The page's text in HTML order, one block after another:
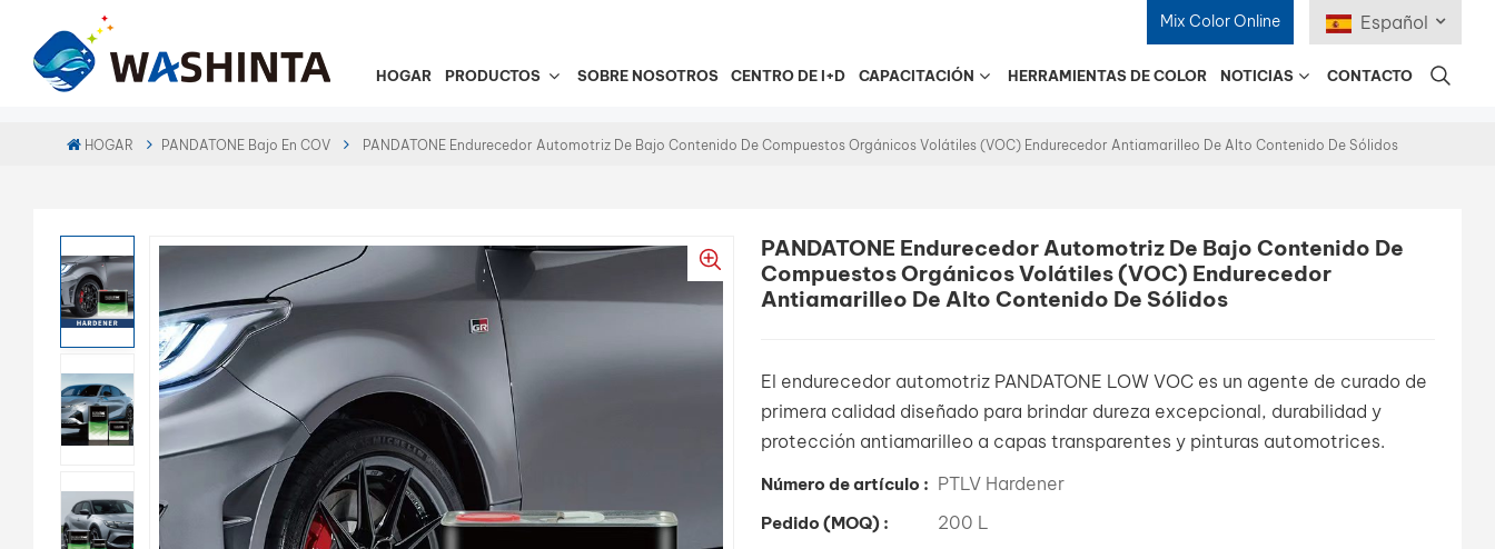
Mix Color Online Español
Русский
Português
日本語
HOGAR PRODUCTOS SOBRE NOSOTROS CENTRO DE I+D CAPACITACIÓN HERRAMIENTAS DE COLOR NOTICIAS CONTACTO
HOGAR PANDATONE Bajo En COV PANDATONE Endurecedor Automotriz De Bajo Contenido De Compuestos Orgánicos Volátiles (VOC) Endurecedor Antiamarilleo De Alto Contenido De Sólidos
PANDATONE Endurecedor Automotriz De Bajo Contenido De
Compuestos Orgánicos Volátiles (VOC) Endurecedor
Antiamarilleo De Alto Contenido De Sólidos
El endurecedor automotriz PANDATONE LOW VOC es un agente de curado de
primera calidad diseñado para brindar dureza excepcional, durabilidad y
protección antiamarilleo a capas transparentes y pinturas automotrices.
Número de artículo : PTLV Hardener
Pedido (MOQ) : 200 L